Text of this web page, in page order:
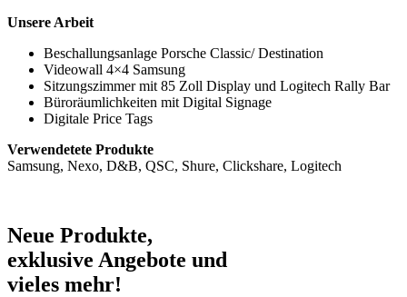
Unsere Arbeit
Beschallungsanlage Porsche Classic/ Destination
Videowall 4×4 Samsung
Sitzungszimmer mit 85 Zoll Display und Logitech Rally Bar
Büroräumlichkeiten mit Digital Signage
Digitale Price Tags
Verwendetete Produkte
Samsung, Nexo, D&B, QSC, Shure, Clickshare, Logitech
Neue Produkte,
exklusive Angebote und
vieles mehr!